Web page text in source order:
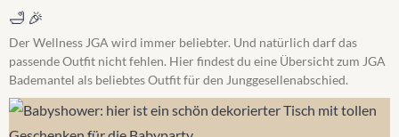
🛁 🎉
Der Wellness JGA wird immer beliebter. Und natürlich darf das
passende Outfit nicht fehlen. Hier findest du eine Übersicht zum JGA
Bademantel als beliebtes Outfit für den Junggesellenabschied.